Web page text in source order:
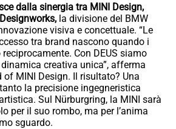
dalla sinergia tra MINI Design,
la divisione del BMW
visiva e concettuale. “Le
tra brand nascono quando i
Con DEUS siamo
creativa unica”, afferma
of MINI Design. Il risultato? Una
la precisione ingegneristica
Sul Nürburgring, la MINI sarà
per il suo rombo, ma per l’anima
sguardo.